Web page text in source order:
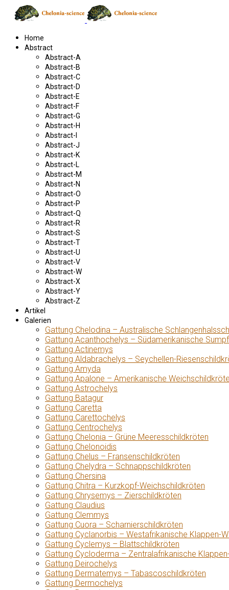
Home
Abstract
Abstract-A
Abstract-B
Abstract-C
Abstract-D
Abstract-E
Abstract-F
Abstract-G
Abstract-H
Abstract-I
Abstract-J
Abstract-K
Abstract-L
Abstract-M
Abstract-N
Abstract-O
Abstract-P
Abstract-Q
Abstract-R
Abstract-S
Abstract-T
Abstract-U
Abstract-V
Abstract-W
Abstract-X
Abstract-Y
Abstract-Z
Artikel
Galerien
Gattung Chelodina – Australische
Gattung Acanthochelys – Südamerikanische
Gattung Actinemys
Gattung Aldabrachelys – Seychellen-
Gattung Amyda
Gattung Apalone – Amerikanische
Gattung Astrochelys
Gattung Batagur
Gattung Caretta
Gattung Carettochelys
Gattung Centrochelys
Gattung Chelonia – Grüne Meeresschildkröten
Gattung Chelonoidis
Gattung Chelus – Fransenschildkröten
Gattung Chelydra – Schnappschildkröten
Gattung Chersina
Gattung Chitra – Kurzkopf-Weichschildkröten
Gattung Chrysemys – Zierschildkröten
Gattung Claudius
Gattung Clemmys
Gattung Cuora – Scharnierschildkröten
Gattung Cyclanorbis – Westafrikanische Klappen-
Gattung Cyclemys – Blattschildkröten
Gattung Cycloderma – Zentralafrikanische
Gattung Deirochelys
Gattung Dermatemys – Tabascoschildkröten
Gattung Dermochelys